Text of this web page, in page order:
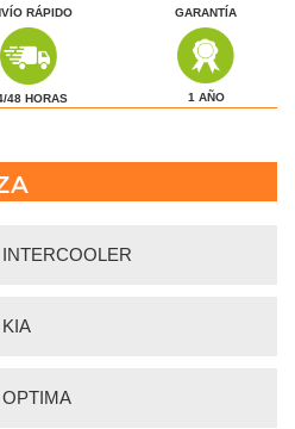
RÁPIDO
48 HORAS
GARANTÍA
1 AÑO
INTERCOOLER
KIA
OPTIMA